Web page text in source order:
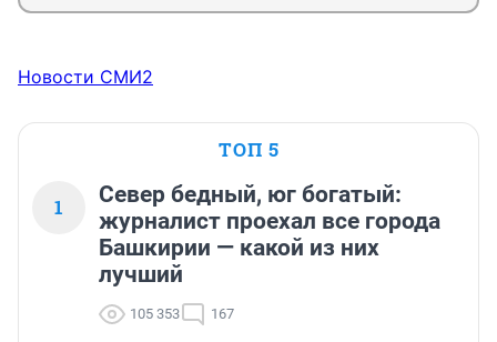
Новости СМИ2
ТОП 5
1
Север бедный, юг богатый:
журналист проехал все города
Башкирии — какой из них
лучший
105 353 167